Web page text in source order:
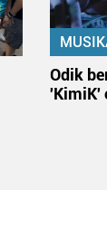
Odik
'KimiK'